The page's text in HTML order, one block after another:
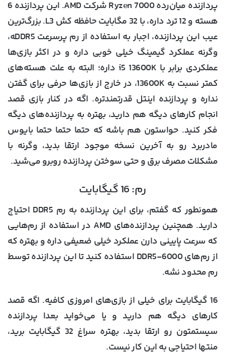
پردازنده میان‌رده Ryzen 7000 شرکت AMD. این پردازنده 6
هسته و 12 ترد داره، با 32 مگابایت حافظه کش L3. بزرگ‌ترین
عیب این پردازنده، اجبار به استفاده از رم پرسرعت DDR5‍ه،
وگرنه عملکرد گیمینگ خیلی خوبی داره و در اکثر بازی‌ها
عملکردی برابر با i5 13600K داره؛ البته به علت هسته‌های
کمتر نسبت به 13600K، در خارج از بازی‌ها حرفی برای گفتن
نداره و پردازنده اینتل قدرتمندتره. اگه در کنار بازی قصد
انجام کارهای دیگه هم دارید، بهتره به پردازنده‌های دیگه
فکر کنید. حواستون هم باشه که حتما حتما حتما بایوس
مادربرد رو به آخرین نسخه موجود ارتقا بدید، وگرنه با
مشکلات مصرف برق و حتی سوختن پردازنده روبرو می‌شید.
رم: 16 گیگابایت
همونطور که گفتم، برای این پردازنده به رم DDR5 احتیاج
دارید. همچنین پردازنده‌های AMD در استفاده از رم‌هایی
که سرعت پایینی دارن عملکرد خیلی ضعیفی داره و بهتره که
از رم‌های DDR5-6000 استفاده کنید تا این پردازنده توسط
رم محدود نشه.
16 گیگابایت برای خیلی از بازی‌های امروزی کافیه. اگه قصد
کارهای دیگه هم دارید و یا می‌خواید بعدا پردازنده
سیستمتون رو ارتقا بدید، بهتره سراغ 32 گیگابایت برید،
منتها احتیاجی به این کار نیست.